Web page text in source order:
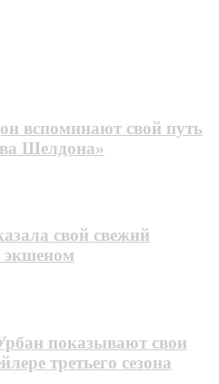
вспоминают свой путь
Шелдона»
свой свежий
показывают свои
третьего сезона